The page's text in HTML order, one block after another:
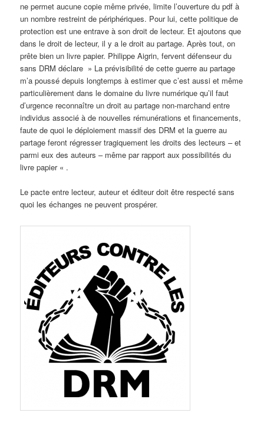
ne permet aucune copie même privée, limite l’ouverture du pdf à
un nombre restreint de périphériques. Pour lui, cette politique de
protection est une entrave à son droit de lecteur. Et ajoutons que
dans le droit de lecteur, il y a le droit au partage. Après tout, on
prête bien un livre papier. Philippe Aigrin, fervent défenseur du
sans DRM déclare » La prévisibilité de cette guerre au partage
m’a poussé depuis longtemps à estimer que c’est aussi et même
particulièrement dans le domaine du livre numérique qu’il faut
d’urgence reconnaître un droit au partage non-marchand entre
individus associé à de nouvelles rémunérations et financements,
faute de quoi le déploiement massif des DRM et la guerre au
partage feront régresser tragiquement les droits des lecteurs – et
parmi eux des auteurs – même par rapport aux possibilités du
livre papier « .
Le pacte entre lecteur, auteur et éditeur doit être respecté sans
quoi les échanges ne peuvent prospérer.